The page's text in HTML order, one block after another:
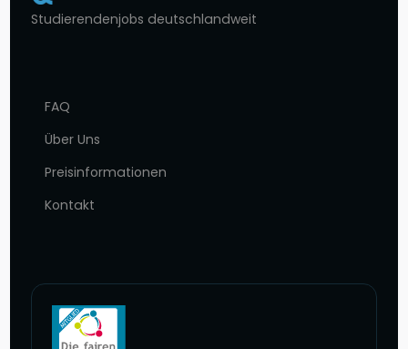
Studierendenjobs deutschlandweit
FAQ
Über Uns
Preisinformationen
Kontakt